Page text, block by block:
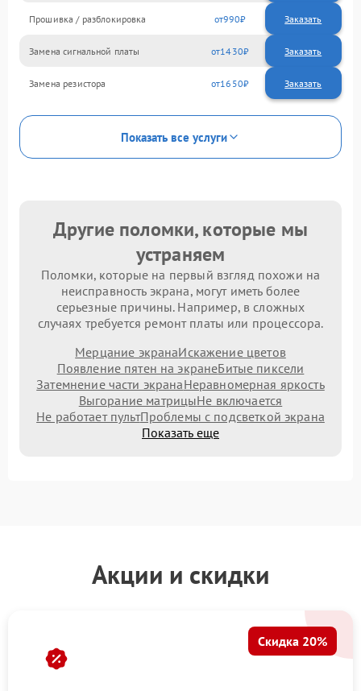
Прошивка / разблокировка 990
Замена сигнальной платы 1430
Замена резистора 1650
Показать все услуги
Другие поломки, которые мы
устраняем
Поломки, которые на первый взгляд похожи на
неисправность экрана, могут иметь более
серьезные причины. Например, в сложных
случаях требуется ремонт платы или процессора.
Мерцание экранаИскажение цветов
Появление пятен на экранеБитые пиксели
Затемнение части экранаНеравномерная яркость
Выгорание матрицыНе включается
Не работает пультПроблемы с подсветкой экрана
Показать еще
Акции и скидки
Скидка 20%